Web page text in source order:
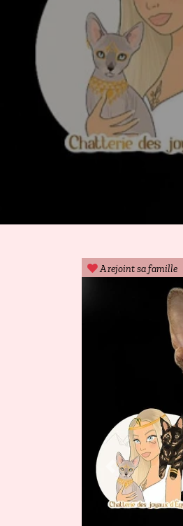
A rejoint sa famille
Previous